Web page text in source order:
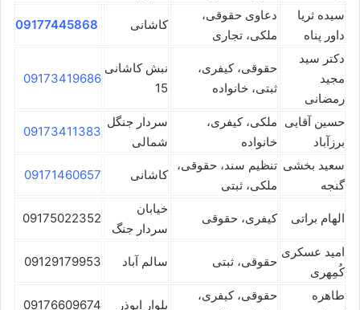
سیده ثریا
داور پناه
دعاوی حقوقی،
ملکی، تجاری
کاشانی 09177445868
دکتر سید
مجید
رمضانی
حقوقی، کیفری،
ثبتی، خانواده
نبش کاشانی
15
09173419686
حسین آقایی
برزآباد
ملکی، کیفری،
خانواده
سردار جنگل
شمالی
09173411383
سعید بخشی
گنجه
تنظیم سند، حقوقی،
ملکی، ثبتی
کاشانی 09171460657
الهام براتی کیفری، حقوقی
خیابان
سردار جنگ
09175022352
امید عسکری
کُمِهری
حقوقی، ثبتی سالم آباد 09129179953
طاهره
حقوقی، کیفری،
بلوار ابوذر 09176609674